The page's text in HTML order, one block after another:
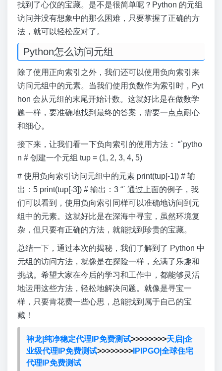
找到了心仪的宝藏。是不是很简单呢？Python 的元组
访问并没有想象中的那么困难，只要掌握了正确的方
法，就可以轻松应对了。
Python怎么访问元组
除了使用正向索引之外，我们还可以使用负向索引来
访问元组中的元素。当我们使用负数作为索引时，Pyt
hon 会从元组的末尾开始计数。这就好比是在做数学
题一样，要准确地找到最终的答案，需要一点点耐心
和细心。
接下来，让我们看一下负向索引的使用方法： “`pytho
n # 创建一个元组 tup = (1, 2, 3, 4, 5)
# 使用负向索引访问元组中的元素 print(tup[-1]) # 输
出：5 print(tup[-3]) # 输出：3 “` 通过上面的例子，我
们可以看到，使用负向索引同样可以准确地访问到元
组中的元素。这就好比是在深海中寻宝，虽然环境复
杂，但只要有正确的方法，就能找到珍贵的宝藏。
总结一下，通过本次的揭秘，我们了解到了 Python 中
元组的访问方法，就像是在探险一样，充满了乐趣和
挑战。希望大家在今后的学习和工作中，都能够灵活
地运用这些方法，轻松地解决问题。就像是寻宝一
样，只要肯花费一些心思，总能找到属于自己的宝
藏！
神龙|纯净稳定代理IP免费测试>>>>>>>>天启|企
业级代理IP免费测试>>>>>>>>IPIPGO|全球住宅
代理IP免费测试